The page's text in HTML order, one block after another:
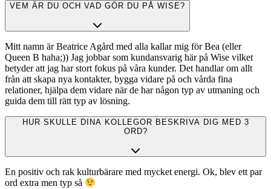
VEM ÄR DU OCH VAD GÖR DU PÅ WISE?
Mitt namn är Beatrice Agård med alla kallar mig för Bea (eller
Queen B haha;)) Jag jobbar som kundansvarig här på Wise vilket
betyder att jag har stort fokus på våra kunder. Det handlar om allt
från att skapa nya kontakter, bygga vidare på och vårda fina
relationer, hjälpa dem vidare när de har någon typ av utmaning och
guida dem till rätt typ av lösning.
HUR SKULLE DINA KOLLEGOR BESKRIVA DIG MED 3
ORD?
En positiv och rak kulturbärare med mycket energi. Ok, blev ett par
ord extra men typ så